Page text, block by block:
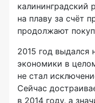
калининградский
на плаву за счёт
продолжают
2015 год выдался
экономики в
не стал
Сейчас
в 2014 году, а